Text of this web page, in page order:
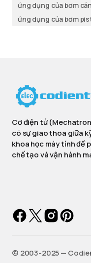
ứng dụng của bơm
ứng dụng của bơm
Cơ điện tử
có sự giao thoa giữa
khoa học máy tính
chế tạo và vận hành
©️ 2003-2025 —